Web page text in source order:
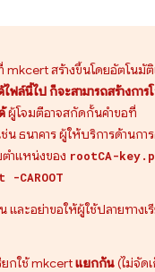
mkcert สร้างขึ้นโดยอัตโนมัติ
ฟล์นี้ไป ก็จะสามารถสร้างการ
ผู้โจมตีอาจสกัดกั้นคำขอที่
น ธนาคาร ผู้ให้บริการด้านกา
ตำแหน่งของ rootCA-
-CAROOT
และอย่าขอให้ผู้ใช้ปลายทางเ
กใช้ mkcertแยกกัน(ไม่จัด